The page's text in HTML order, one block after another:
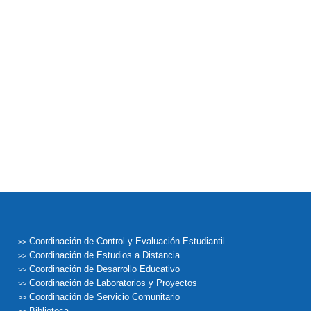
>> Coordinación de Control y Evaluación Estudiantil
>> Coordinación de Estudios a Distancia
>> Coordinación de Desarrollo Educativo
>> Coordinación de Laboratorios y Proyectos
>> Coordinación de Servicio Comunitario